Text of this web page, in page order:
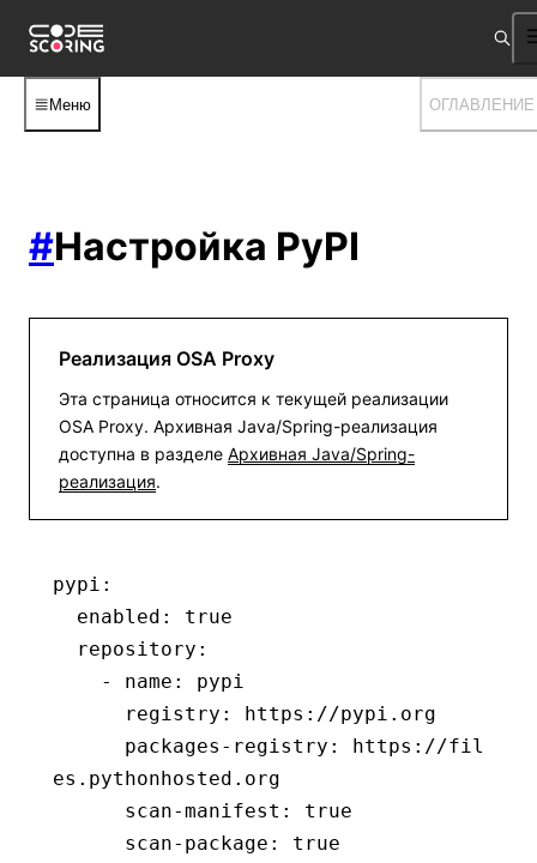
Меню ОГЛАВЛЕНИЕ
#Настройка PyPI
Реализация OSA Proxy
Эта страница относится к текущей реализации
OSA Proxy. Архивная Java/Spring-реализация
доступна в разделе Архивная Java/Spring-
реализация.
pypi :
  enabled
:
true
  repository
:
    -
name :
pypi
      registry
:
https://pypi.org
      packages-registry
:
https://fil
es.pythonhosted.org
      scan-manifest
:
true
      scan-package
:
true